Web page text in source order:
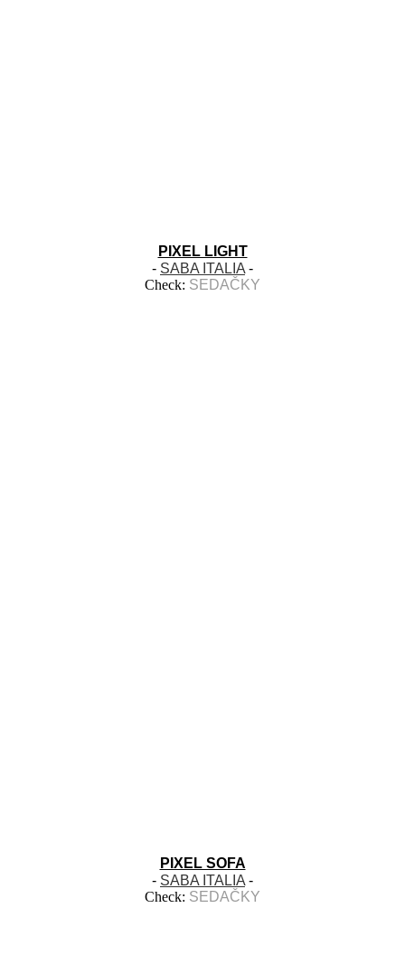
PIXEL LIGHT
- SABA ITALIA -
Check: SEDAČKY
PIXEL SOFA
- SABA ITALIA -
Check: SEDAČKY